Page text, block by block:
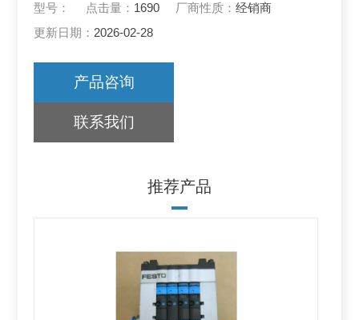
型号： 点击量： 1690 厂商性质：经销商
更新日期： 2026-02-28
产品咨询
联系我们
推荐产品